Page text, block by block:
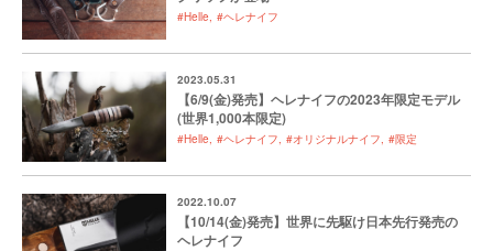
#Helle #ヘレナイフ
2023.05.31
【6/9(金)発売】ヘレナイフの2023年限定モデル
(世界1,000本限定)
#Helle #ヘレナイフ #オリジナルナイフ #限定
2022.10.07
【10/14(金)発売】世界に先駆け日本先行発売の
ヘレナイフ